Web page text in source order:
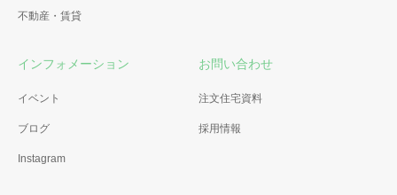
不動産・賃貸
インフォメーション
イベント
ブログ
Instagram
お問い合わせ
注文住宅資料
採用情報